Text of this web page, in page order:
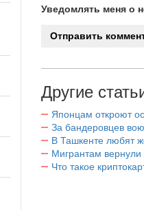
Уведомлять меня о
Другие
Японцам откроют
За бандеровцев
В Ташкенте любят
Мигрантам
Что такое